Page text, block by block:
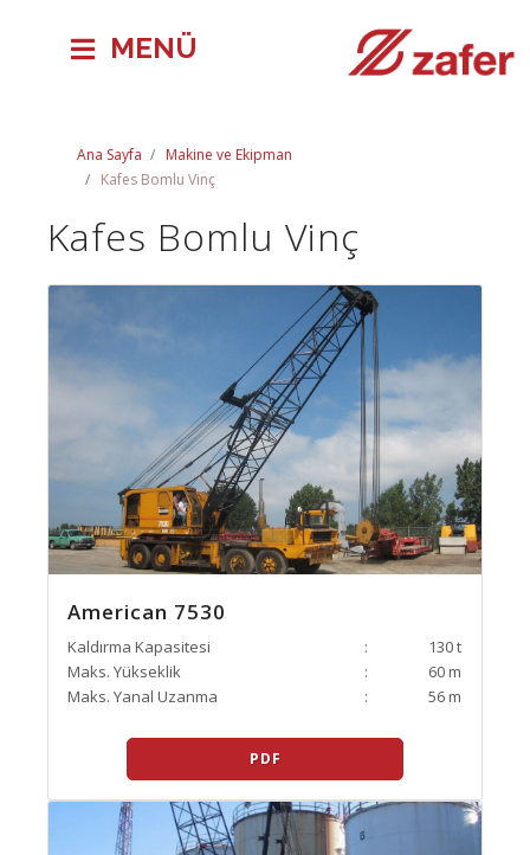
MENÜ
Ana Sayfa
Makine ve Ekipman
Kafes Bomlu Vinç
Kafes Bomlu Vinç
American 7530
Kaldırma Kapasitesi :
130 t
Maks. Yükseklik
:
60 m
Maks. Yanal Uzanma
: 56 m
PDF